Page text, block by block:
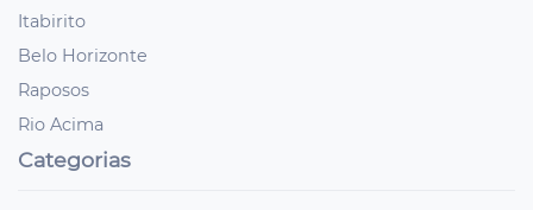
Itabirito
Belo Horizonte
Raposos
Rio Acima
Categorias